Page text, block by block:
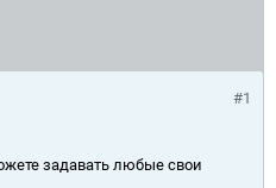
#1
задавать любые свои